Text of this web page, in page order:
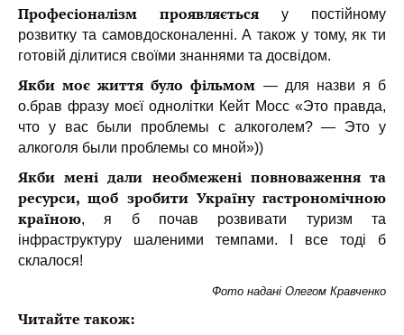
Професіоналізм проявляється у постійному
розвитку та самовдосконаленні. А також у тому, як ти
готовій ділитися своїми знаннями та досвідом.
Якби моє життя було фільмом — для назви я б
о.брав фразу моєї однолітки Кейт Мосс «Это правда,
что у вас были проблемы с алкоголем? — Это у
алкоголя были проблемы со мной»))
Якби мені дали необмежені повноваження та
ресурси, щоб зробити Україну гастрономічною
країною, я б почав розвивати туризм та
інфраструктуру шаленими темпами. І все тоді б
склалося!
Фото надані Олегом Кравченко
Читайте також: